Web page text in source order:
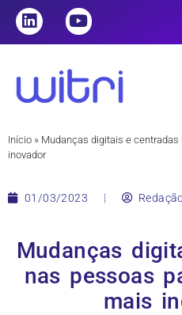
Início » Mudanças digitais e
inovador
01/03/2023
Mudanças
nas pessoas
mais